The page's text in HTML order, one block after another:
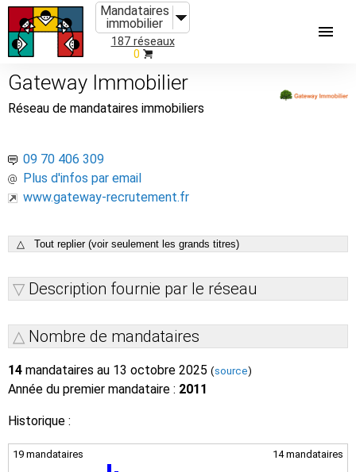
Mandataires
immobilier
187 réseaux
0
Gateway Immobilier
Réseau de mandataires immobiliers
09 70 406 309
Plus d'infos par email
www.gateway-recrutement.fr
△ Tout replier (voir seulement les grands titres)
Description fournie par le réseau
Nombre de mandataires
14 mandataires au 13 octobre 2025 (source)
Année du premier mandataire : 2011
Historique :
19 mandataires 14 mandataires